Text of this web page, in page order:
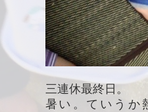
三連休最終日。
暑い。ていうか